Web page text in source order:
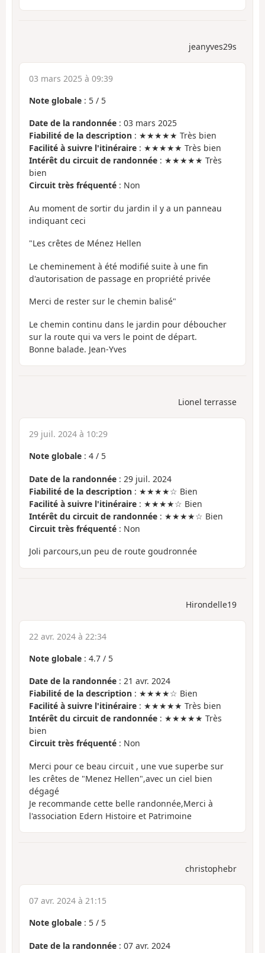
jeanyves29s
03 mars 2025 à 09:39
Note globale : 5 / 5
Date de la randonnée : 03 mars 2025
Fiabilité de la description : ★★★★★ Très bien
Facilité à suivre l'itinéraire : ★★★★★ Très bien
Intérêt du circuit de randonnée : ★★★★★ Très
bien
Circuit très fréquenté : Non
Au moment de sortir du jardin il y a un panneau
indiquant ceci
"Les crêtes de Ménez Hellen
Le cheminement à été modifié suite à une fin
d'autorisation de passage en propriété privée
Merci de rester sur le chemin balisé"
Le chemin continu dans le jardin pour déboucher
sur la route qui va vers le point de départ.
Bonne balade. Jean-Yves
Lionel terrasse
29 juil. 2024 à 10:29
Note globale : 4 / 5
Date de la randonnée : 29 juil. 2024
Fiabilité de la description : ★★★★☆ Bien
Facilité à suivre l'itinéraire : ★★★★☆ Bien
Intérêt du circuit de randonnée : ★★★★☆ Bien
Circuit très fréquenté : Non
Joli parcours,un peu de route goudronnée
Hirondelle19
22 avr. 2024 à 22:34
Note globale : 4.7 / 5
Date de la randonnée : 21 avr. 2024
Fiabilité de la description : ★★★★☆ Bien
Facilité à suivre l'itinéraire : ★★★★★ Très bien
Intérêt du circuit de randonnée : ★★★★★ Très
bien
Circuit très fréquenté : Non
Merci pour ce beau circuit , une vue superbe sur
les crêtes de "Menez Hellen",avec un ciel bien
dégagé
Je recommande cette belle randonnée,Merci à
l'association Edern Histoire et Patrimoine
christophebr
07 avr. 2024 à 21:15
Note globale : 5 / 5
Date de la randonnée : 07 avr. 2024